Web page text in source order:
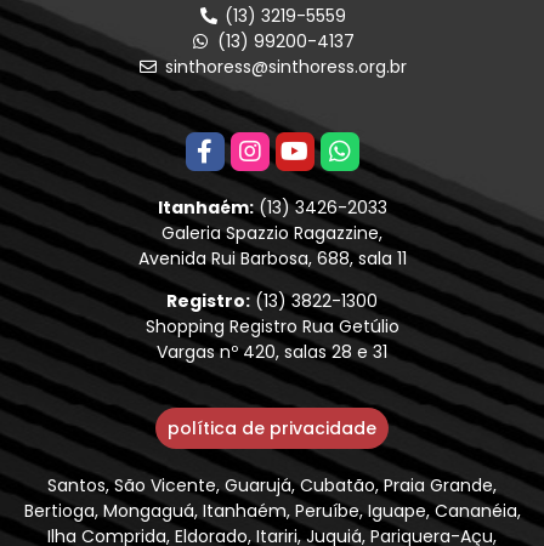
(13) 3219-5559
(13) 99200-4137
sinthoress@sinthoress.org.br
Itanhaém:(13) 3426-2033
Galeria Spazzio Ragazzine,
Avenida Rui Barbosa, 688, sala 11
Registro:(13) 3822-1300
Shopping Registro Rua Getúlio
Vargas nº 420, salas 28 e 31
política de privacidade
Santos, São Vicente, Guarujá, Cubatão, Praia Grande,
Bertioga, Mongaguá, Itanhaém, Peruíbe, Iguape, Cananéia,
Ilha Comprida, Eldorado, Itariri, Juquiá, Pariquera-Açu,